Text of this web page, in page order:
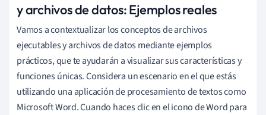
y archivos de datos: Ejemplos reales
Vamos a contextualizar los conceptos de archivos
ejecutables y archivos de datos mediante ejemplos
prácticos, que te ayudarán a visualizar sus características y
funciones únicas. Considera un escenario en el que estás
utilizando una aplicación de procesamiento de textos como
Microsoft Word. Cuando haces clic en el icono de Word para